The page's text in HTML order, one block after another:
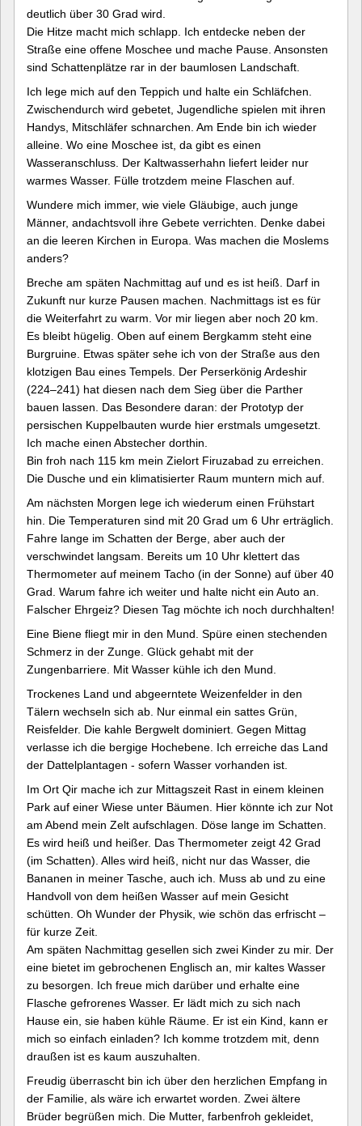
deutlich über 30 Grad wird.
Die Hitze macht mich schlapp. Ich entdecke neben der
Straße eine offene Moschee und mache Pause. Ansonsten
sind Schattenplätze rar in der baumlosen Landschaft.
Ich lege mich auf den Teppich und halte ein Schläfchen.
Zwischendurch wird gebetet, Jugendliche spielen mit ihren
Handys, Mitschläfer schnarchen. Am Ende bin ich wieder
alleine. Wo eine Moschee ist, da gibt es einen
Wasseranschluss. Der Kaltwasserhahn liefert leider nur
warmes Wasser. Fülle trotzdem meine Flaschen auf.
Wundere mich immer, wie viele Gläubige, auch junge
Männer, andachtsvoll ihre Gebete verrichten. Denke dabei
an die leeren Kirchen in Europa. Was machen die Moslems
anders?
Breche am späten Nachmittag auf und es ist heiß. Darf in
Zukunft nur kurze Pausen machen. Nachmittags ist es für
die Weiterfahrt zu warm. Vor mir liegen aber noch 20 km.
Es bleibt hügelig. Oben auf einem Bergkamm steht eine
Burgruine. Etwas später sehe ich von der Straße aus den
klotzigen Bau eines Tempels. Der Perserkönig Ardeshir
(224–241) hat diesen nach dem Sieg über die Parther
bauen lassen. Das Besondere daran: der Prototyp der
persischen Kuppelbauten wurde hier erstmals umgesetzt.
Ich mache einen Abstecher dorthin.
Bin froh nach 115 km mein Zielort Firuzabad zu erreichen.
Die Dusche und ein klimatisierter Raum muntern mich auf.
Am nächsten Morgen lege ich wiederum einen Frühstart
hin. Die Temperaturen sind mit 20 Grad um 6 Uhr erträglich.
Fahre lange im Schatten der Berge, aber auch der
verschwindet langsam. Bereits um 10 Uhr klettert das
Thermometer auf meinem Tacho (in der Sonne) auf über 40
Grad. Warum fahre ich weiter und halte nicht ein Auto an.
Falscher Ehrgeiz? Diesen Tag möchte ich noch durchhalten!
Eine Biene fliegt mir in den Mund. Spüre einen stechenden
Schmerz in der Zunge. Glück gehabt mit der
Zungenbarriere. Mit Wasser kühle ich den Mund.
Trockenes Land und abgeerntete Weizenfelder in den
Tälern wechseln sich ab. Nur einmal ein sattes Grün,
Reisfelder. Die kahle Bergwelt dominiert. Gegen Mittag
verlasse ich die bergige Hochebene. Ich erreiche das Land
der Dattelplantagen ­- sofern Wasser vorhanden ist.
Im Ort Qir mache ich zur Mittagszeit Rast in einem kleinen
Park auf einer Wiese unter Bäumen. Hier könnte ich zur Not
am Abend mein Zelt aufschlagen. Döse lange im Schatten.
Es wird heiß und heißer. Das Thermometer zeigt 42 Grad
(im Schatten). Alles wird heiß, nicht nur das Wasser, die
Bananen in meiner Tasche, auch ich. Muss ab und zu eine
Handvoll von dem heißen Wasser auf mein Gesicht
schütten. Oh Wunder der Physik, wie schön das erfrischt –
für kurze Zeit.
Am späten Nachmittag gesellen sich zwei Kinder zu mir. Der
eine bietet im gebrochenen Englisch an, mir kaltes Wasser
zu besorgen. Ich freue mich darüber und erhalte eine
Flasche gefrorenes Wasser. Er lädt mich zu sich nach
Hause ein, sie haben kühle Räume. Er ist ein Kind, kann er
mich so einfach einladen? Ich komme trotzdem mit, denn
draußen ist es kaum auszuhalten.
Freudig überrascht bin ich über den herzlichen Empfang in
der Familie, als wäre ich erwartet worden. Zwei ältere
Brüder begrüßen mich. Die Mutter, farbenfroh gekleidet,